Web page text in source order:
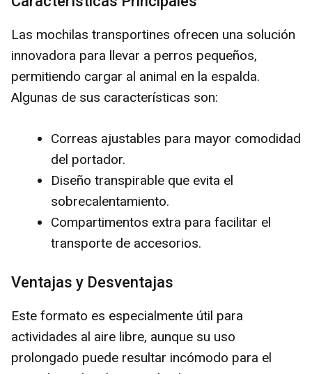
Las mochilas transportines ofrecen una solución
innovadora para llevar a perros pequeños,
permitiendo cargar al animal en la espalda.
Algunas de sus características son:
Correas ajustables para mayor comodidad
del portador.
Diseño transpirable que evita el
sobrecalentamiento.
Compartimentos extra para facilitar el
transporte de accesorios.
Ventajas y Desventajas
Este formato es especialmente útil para
actividades al aire libre, aunque su uso
prolongado puede resultar incómodo para el